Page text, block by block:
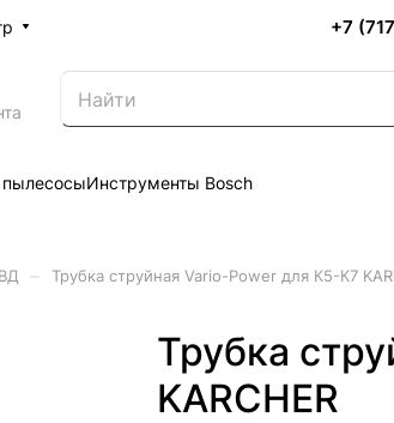
+7
Инструменты Bosch
Трубка струйная Vario-Power для К5-К7
Трубка
KARCHER